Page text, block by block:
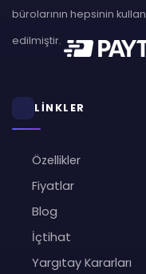
bürolarının hepsinin
edilmiştir.
LİNKLER
Özellikler
Fiyatlar
Blog
İçtihat
Yargıtay Kararları